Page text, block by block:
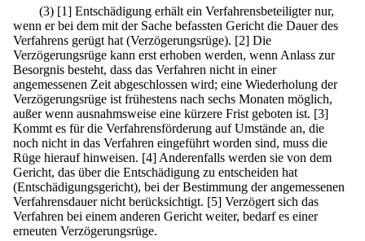
(3) [1] Entschädigung erhält ein Verfahrensbeteiligter nur,
wenn er bei dem mit der Sache befassten Gericht die Dauer des
Verfahrens gerügt hat (Verzögerungsrüge). [2] Die
Verzögerungsrüge kann erst erhoben werden, wenn Anlass zur
Besorgnis besteht, dass das Verfahren nicht in einer
angemessenen Zeit abgeschlossen wird; eine Wiederholung der
Verzögerungsrüge ist frühestens nach sechs Monaten möglich,
außer wenn ausnahmsweise eine kürzere Frist geboten ist. [3]
Kommt es für die Verfahrensförderung auf Umstände an, die
noch nicht in das Verfahren eingeführt worden sind, muss die
Rüge hierauf hinweisen. [4] Anderenfalls werden sie von dem
Gericht, das über die Entschädigung zu entscheiden hat
(Entschädigungsgericht), bei der Bestimmung der angemessenen
Verfahrensdauer nicht berücksichtigt. [5] Verzögert sich das
Verfahren bei einem anderen Gericht weiter, bedarf es einer
erneuten Verzögerungsrüge.